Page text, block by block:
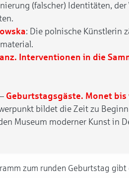
(falscher) Identitäten,
: Die polnische Künstlerin
Interventionen in die
Geburtstagsgäste. Monet bis
bildet die Zeit zu
Museum moderner Kunst in
zum runden Geburtstag